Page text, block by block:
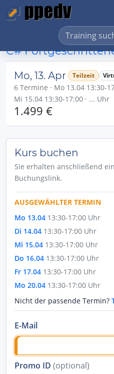
C#
Mo, 13. Apr Teilzeit
6 Termine · Mo 13.04 13:30-
Mi 15.04 13:30-17:00 · ... Uhr
1.499 €
Kurs buchen
Sie erhalten anschließend
Buchungslink.
AUSGEWÄHLTER TERMIN
Mo 13.04 13:30-17:00 Uhr
Di 14.04 13:30-17:00 Uhr
Mi 15.04 13:30-17:00 Uhr
Do 16.04 13:30-17:00 Uhr
Fr 17.04 13:30-17:00 Uhr
Mo 20.04 13:30-17:00 Uhr
Nicht der passende Termin?
E-Mail
Promo ID (optional)